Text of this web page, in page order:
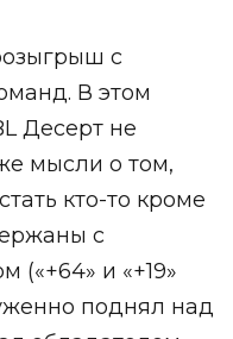
с
В этом
Десерт не
мысли о том,
кто-то кроме
с
(«+64» и «+19»
поднял над